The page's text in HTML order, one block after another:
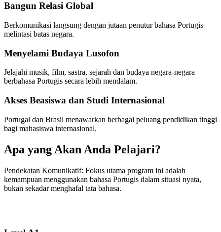
Bangun Relasi Global
Berkomunikasi langsung dengan jutaan penutur bahasa Portugis
melintasi batas negara.
Menyelami Budaya Lusofon
Jelajahi musik, film, sastra, sejarah dan budaya negara-negara
berbahasa Portugis secara lebih mendalam.
Akses Beasiswa dan Studi Internasional
Portugal dan Brasil menawarkan berbagai peluang pendidikan tinggi
bagi mahasiswa internasional.
Apa yang Akan Anda Pelajari?
Pendekatan Komunikatif: Fokus utama program ini adalah
kemampuan menggunakan bahasa Portugis dalam situasi nyata,
bukan sekadar menghafal tata bahasa.